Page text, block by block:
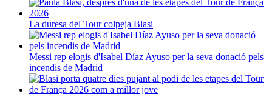
La duresa del Tour colpeja Blasi
Messi rep elogis d'Isabel Díaz Ayuso per la seva donació pels
incendis de Madrid